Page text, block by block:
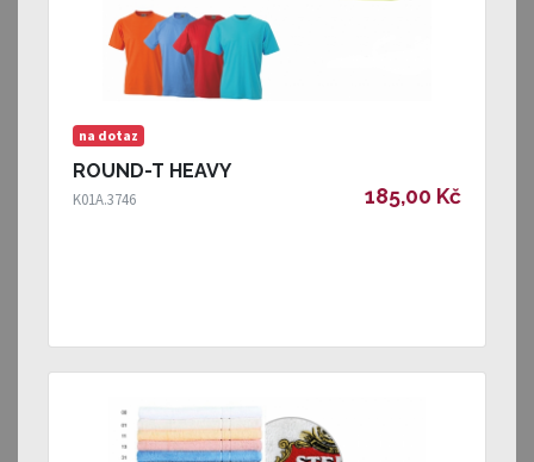
na dotaz
ROUND-T HEAVY
K01A.3746 185,00 Kč